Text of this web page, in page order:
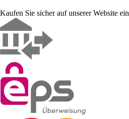
Kaufen Sie sicher auf unserer Website ein